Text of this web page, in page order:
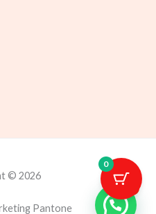
© 2026
Pantone
0